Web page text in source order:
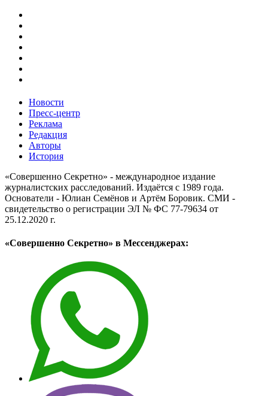
Новости
Пресс-центр
Реклама
Редакция
Авторы
История
«Совершенно Секретно» - международное издание
журналистских расследований. Издаётся с 1989 года.
Основатели - Юлиан Семёнов и Артём Боровик. CМИ -
свидетельство о регистрации ЭЛ № ФС 77-79634 от
25.12.2020 г.
«Совершенно Секретно» в Мессенджерах: